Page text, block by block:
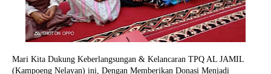
Mari Kita Dukung Keberlangsungan & Kelancaran TPQ AL JAMIL
(Kampoeng Nelayan) ini, Dengan Memberikan Donasi Menjadi